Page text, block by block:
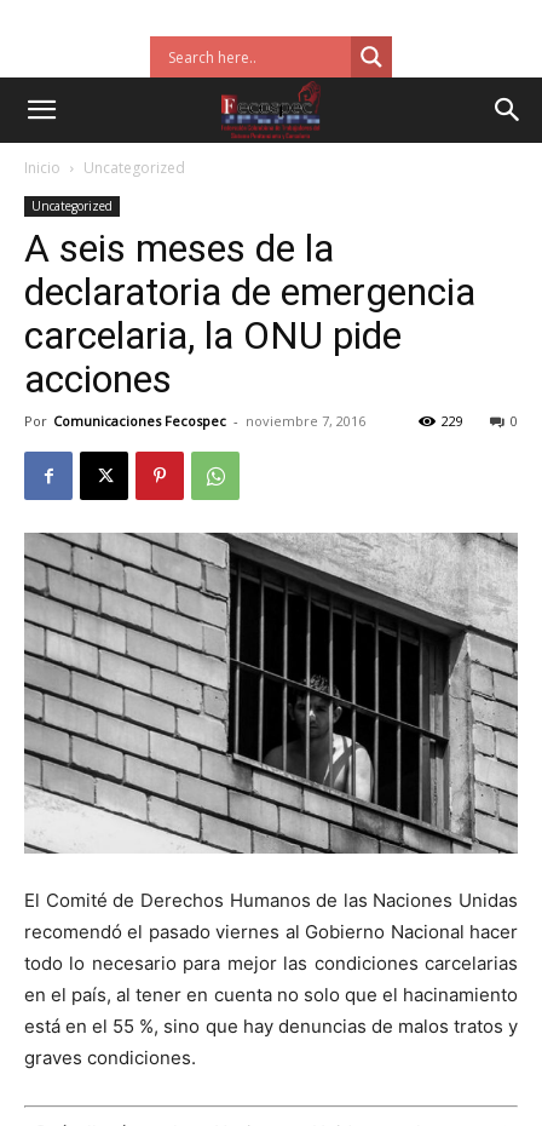
Inicio Uncategorized
Uncategorized
A seis meses de la
declaratoria de emergencia
carcelaria, la ONU pide
acciones
Por Comunicaciones Fecospec - noviembre 7, 2016 0
229
El Comité de Derechos Humanos de las Naciones Unidas
recomendó el pasado viernes al Gobierno Nacional hacer
todo lo necesario para mejor las condiciones carcelarias
en el país, al tener en cuenta no solo que el hacinamiento
está en el 55 %, sino que hay denuncias de malos tratos y
graves condiciones.